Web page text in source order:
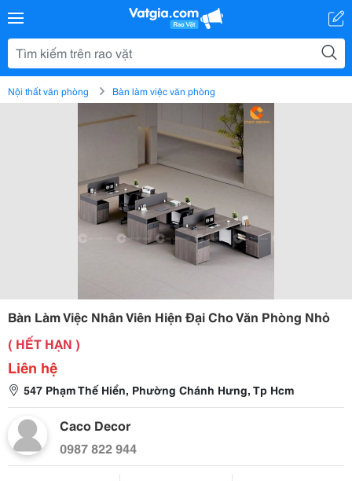
Nội thất văn phòng Bàn làm việc văn phòng
Bàn Làm Việc Nhân Viên Hiện Đại Cho Văn Phòng Nhỏ
( HẾT HẠN )
Liên hệ
547 Phạm Thế Hiển, Phường Chánh Hưng, Tp Hcm
Caco Decor
0987 822 944